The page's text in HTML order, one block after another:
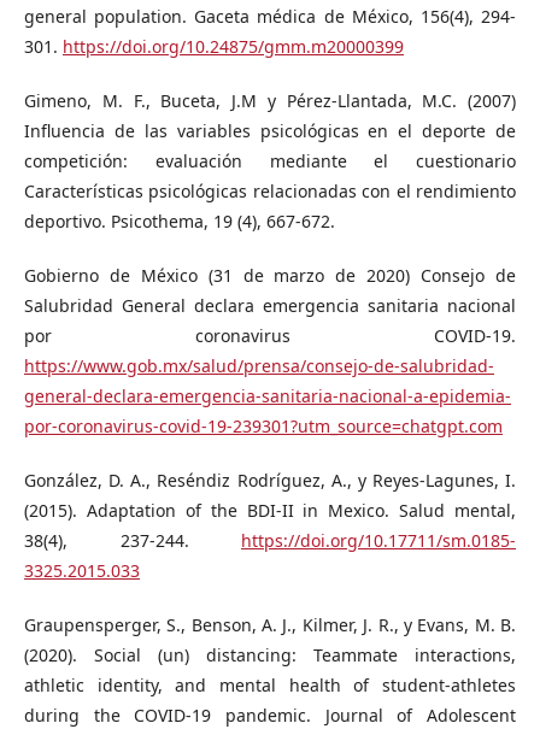
general population. Gaceta médica de México, 156(4), 294-
301. https://doi.org/10.24875/gmm.m20000399
Gimeno, M. F., Buceta, J.M y Pérez-Llantada, M.C. (2007)
Influencia de las variables psicológicas en el deporte de
competición: evaluación mediante el cuestionario
Características psicológicas relacionadas con el rendimiento
deportivo. Psicothema, 19 (4), 667-672.
Gobierno de México (31 de marzo de 2020) Consejo de
Salubridad General declara emergencia sanitaria nacional
por coronavirus COVID-19.
https://www.gob.mx/salud/prensa/consejo-de-salubridad-
general-declara-emergencia-sanitaria-nacional-a-epidemia-
por-coronavirus-covid-19-239301?utm_source=chatgpt.com
González, D. A., Reséndiz Rodríguez, A., y Reyes-Lagunes, I.
(2015). Adaptation of the BDI-II in Mexico. Salud mental,
38(4), 237-244. https://doi.org/10.17711/sm.0185-
3325.2015.033
Graupensperger, S., Benson, A. J., Kilmer, J. R., y Evans, M. B.
(2020). Social (un) distancing: Teammate interactions,
athletic identity, and mental health of student-athletes
during the COVID-19 pandemic. Journal of Adolescent